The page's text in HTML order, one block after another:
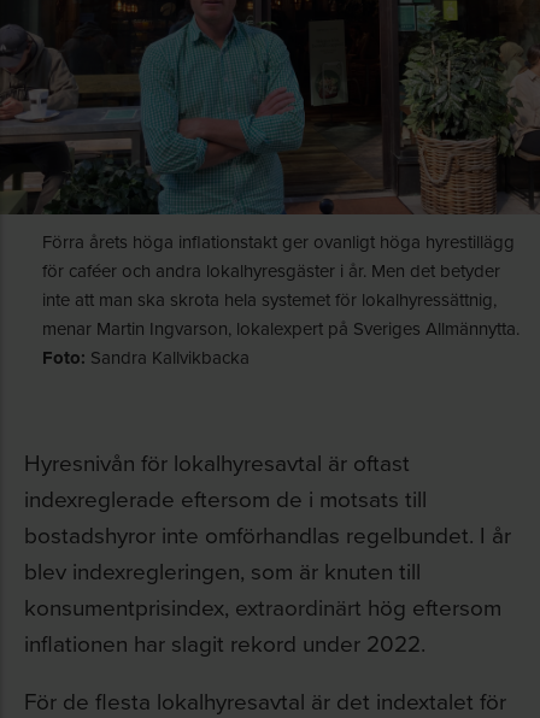
Förra årets höga inflationstakt ger ovanligt höga hyrestillägg
för caféer och andra lokalhyresgäster i år. Men det betyder
inte att man ska skrota hela systemet för lokalhyressättnig,
menar Martin Ingvarson, lokalexpert på Sveriges Allmännytta.
Foto: Sandra Kallvikbacka
Hyresnivån för lokalhyresavtal är oftast
indexreglerade eftersom de i motsats till
bostadshyror inte omförhandlas regelbundet. I år
blev indexregleringen, som är knuten till
konsumentprisindex, extraordinärt hög eftersom
inflationen har slagit rekord under 2022.
För de flesta lokalhyresavtal är det indextalet för